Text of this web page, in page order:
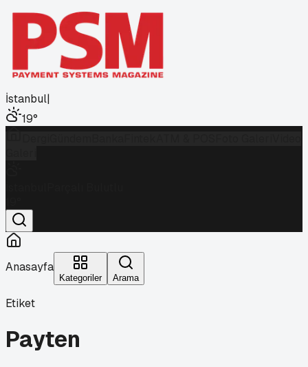
İstanbul|
19°
Anasayfa
Kategoriler Arama
Etiket
Payten